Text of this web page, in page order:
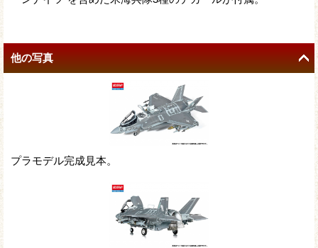
他の写真
プラモデル完成見本。